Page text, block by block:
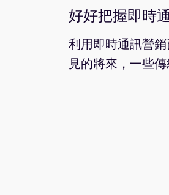
好好把握即時
利用即時通訊營
見的將來，一些